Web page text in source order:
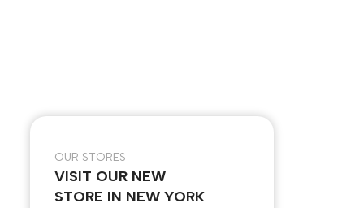
OUR STORES
VISIT OUR NEW
STORE IN NEW YORK